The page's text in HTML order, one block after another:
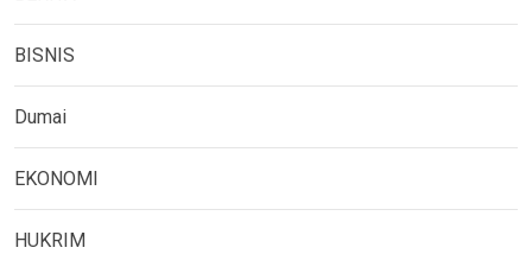
BISNIS
Dumai
EKONOMI
HUKRIM